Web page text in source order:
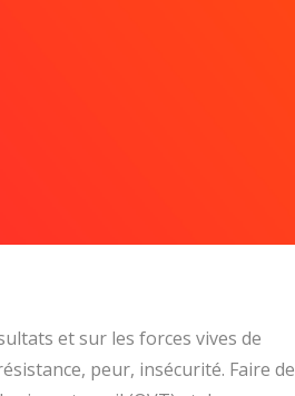
et sur les forces vives de
peur, insécurité. Faire de